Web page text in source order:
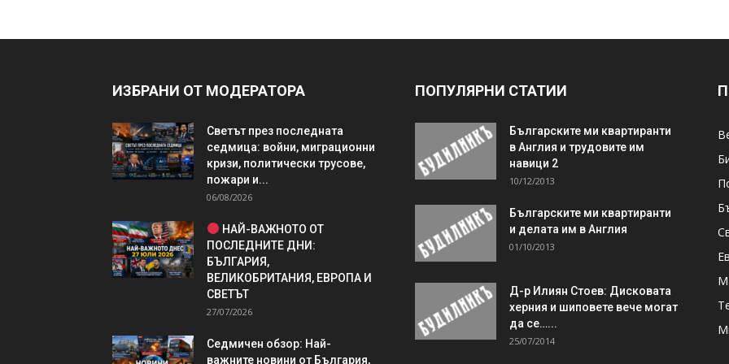
ИЗБРАНИ ОТ МОДЕРАТОРА
Светът през последната
седмица: войни, миграционни
кризи, политически трусове,
пожари и...
06/08/2026
НАЙ-ВАЖНОТО ОТ
ПОСЛЕДНИТЕ ДНИ:
БЪЛГАРИЯ,
ВЕЛИКОБРИТАНИЯ, ЕВРОПА И
СВЕТЪТ
27/07/2026
Седмичен обзор: Най-
важните новини от България,
ПОПУЛЯРНИ СТАТИИ
Българските ми квартиранти
в Англия и трудовите им
навици 2
10/12/2013
Българските ми квартиранти
и делата им в Англия
01/10/2013
Д-р Илиян Стоев: Дисковата
херния и шиповете вече могат
да се…...
25/07/2014